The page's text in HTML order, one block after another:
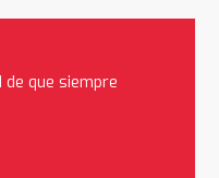
de que siempre